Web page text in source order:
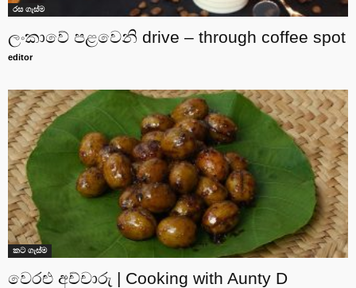
රස ගැස්ම
ලංකාවේ පළවෙනි drive – through coffee spot
editor
කට ගැස්ම
වෙරළු අච්චාරු | Cooking with Aunty D